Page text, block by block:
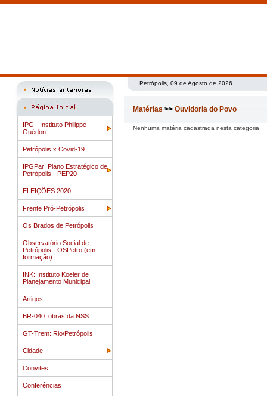
IPG - Instituto Philippe
Guédon
Petrópolis x Covid-19
IPGPar: Plano Estratégico de
Petrópolis - PEP20
ELEIÇÕES 2020
Frente Pró-Petrópolis
Os Brados de Petrópolis
Observatório Social de
Petrópolis - OSPetro (em
formação)
INK: Instituto Koeler de
Planejamento Municipal
Artigos
BR-040: obras da NSS
GT-Trem: Rio/Petrópolis
Cidade
Convites
Conferências
Petrópolis, 09 de Agosto de 2026.
Matérias >> Ouvidoria do Povo
Nenhuma matéria cadastrada nesta categoria